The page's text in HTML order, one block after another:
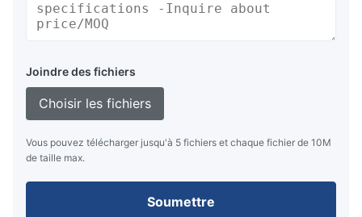
Joindre des fichiers
Choisir les fichiers
Vous pouvez télécharger jusqu'à 5 fichiers et chaque fichier de 10M
de taille max.
Soumettre